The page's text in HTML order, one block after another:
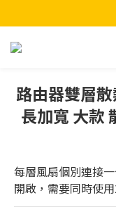
路由器雙層
長加寬 大款
每層風扇個別連接
開啟，需要同時使